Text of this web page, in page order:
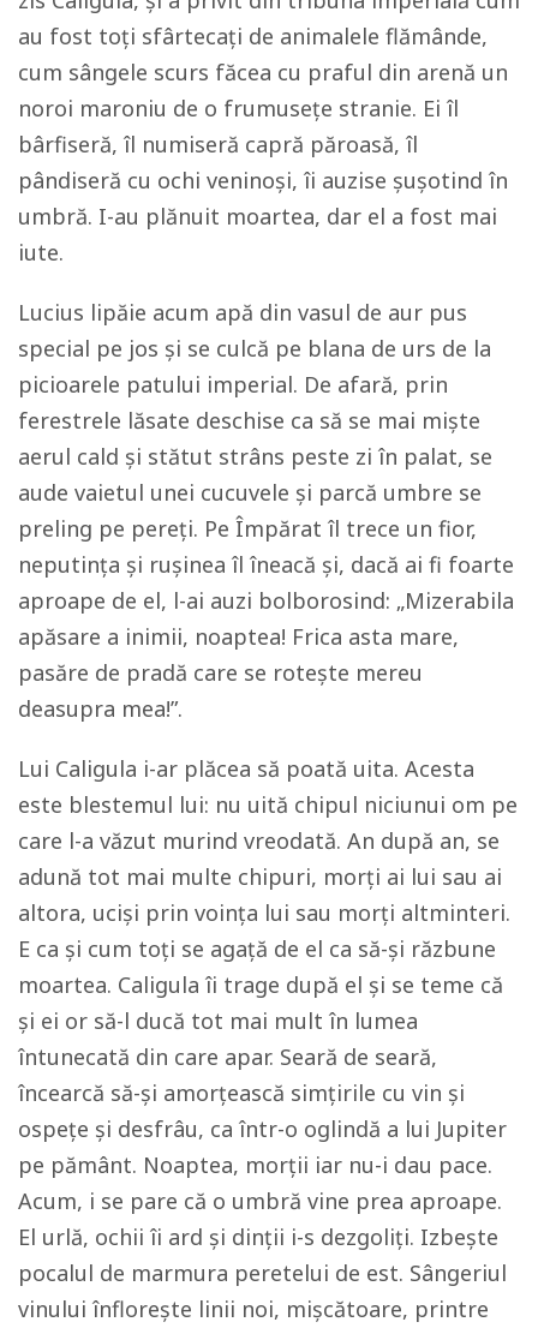
au fost toți sfârtecați de animalele flămânde,
cum sângele scurs făcea cu praful din arenă un
noroi maroniu de o frumusețe stranie. Ei îl
bârfiseră, îl numiseră capră păroasă, îl
pândiseră cu ochi veninoși, îi auzise șușotind în
umbră. I-au plănuit moartea, dar el a fost mai
iute.
Lucius lipăie acum apă din vasul de aur pus
special pe jos și se culcă pe blana de urs de la
picioarele patului imperial. De afară, prin
ferestrele lăsate deschise ca să se mai miște
aerul cald și stătut strâns peste zi în palat, se
aude vaietul unei cucuvele și parcă umbre se
preling pe pereți. Pe Împărat îl trece un fior,
neputința și rușinea îl îneacă și, dacă ai fi foarte
aproape de el, l-ai auzi bolborosind: „Mizerabila
apăsare a inimii, noaptea! Frica asta mare,
pasăre de pradă care se rotește mereu
deasupra mea!”.
Lui Caligula i-ar plăcea să poată uita. Acesta
este blestemul lui: nu uită chipul niciunui om pe
care l-a văzut murind vreodată. An după an, se
adună tot mai multe chipuri, morți ai lui sau ai
altora, uciși prin voința lui sau morți altminteri.
E ca și cum toți se agață de el ca să-și răzbune
moartea. Caligula îi trage după el și se teme că
și ei or să-l ducă tot mai mult în lumea
întunecată din care apar. Seară de seară,
încearcă să-și amorțească simțirile cu vin și
ospețe și desfrâu, ca într-o oglindă a lui Jupiter
pe pământ. Noaptea, morții iar nu-i dau pace.
Acum, i se pare că o umbră vine prea aproape.
El urlă, ochii îi ard și dinții i-s dezgoliți. Izbește
pocalul de marmura peretelui de est. Sângeriul
vinului înflorește linii noi, mișcătoare, printre